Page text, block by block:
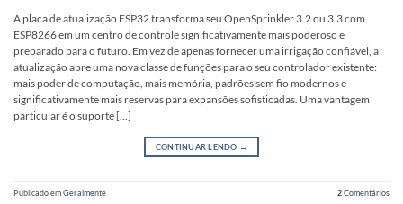
A placa de atualização ESP32 transforma seu OpenSprinkler 3.2 ou 3.3 com
ESP8266 em um centro de controle significativamente mais poderoso e
preparado para o futuro. Em vez de apenas fornecer uma irrigação confiável, a
atualização abre uma nova classe de funções para o seu controlador existente:
mais poder de computação, mais memória, padrões sem fio modernos e
significativamente mais reservas para expansões sofisticadas. Uma vantagem
particular é o suporte [...]
CONTINUAR LENDO →
Publicado emGeralmente 2Comentários